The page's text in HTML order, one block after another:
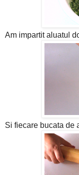
Am impartit aluatul
Si fiecare bucata de